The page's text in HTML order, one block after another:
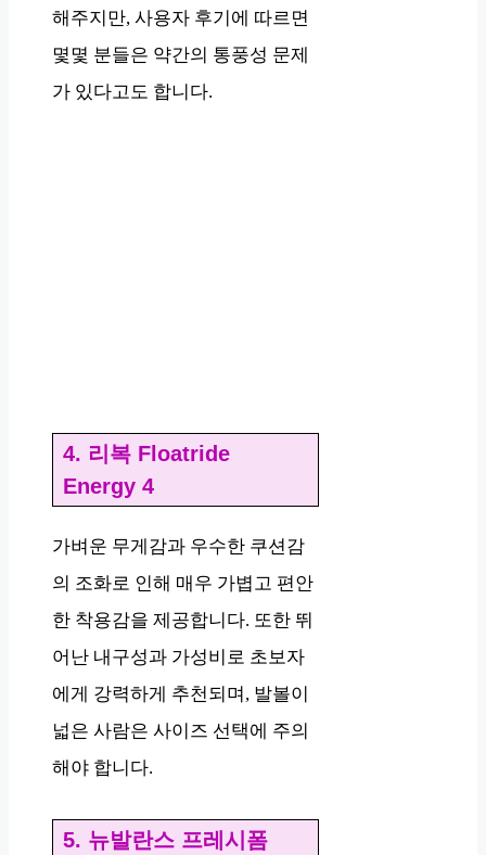
해주지만, 사용자 후기에 따르면
몇몇 분들은 약간의 통풍성 문제
가 있다고도 합니다.
4. 리복 Floatride
Energy 4
가벼운 무게감과 우수한 쿠션감
의 조화로 인해 매우 가볍고 편안
한 착용감을 제공합니다. 또한 뛰
어난 내구성과 가성비로 초보자
에게 강력하게 추천되며, 발볼이
넓은 사람은 사이즈 선택에 주의
해야 합니다.
5. 뉴발란스 프레시폼